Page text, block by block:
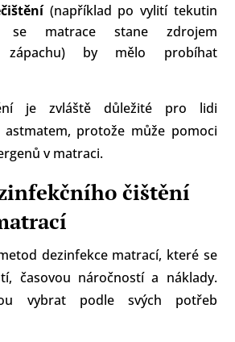
(například po vylití tekutin
se matrace stane zdrojem
zápachu) by mělo probíhat
je zvláště důležité pro lidi
protože může pomoci
v matraci.
čištění
dezinfekce matrací, které se
časovou náročností a náklady.
vybrat podle svých potřeb